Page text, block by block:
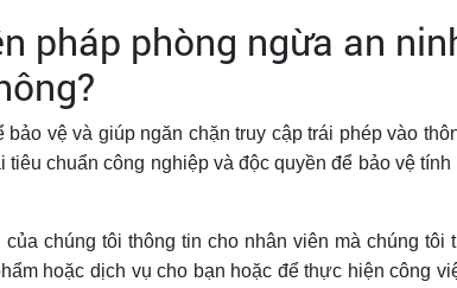
pháp phòng ngừa an
vệ và giúp ngăn chặn truy cập trái phép vào
chuẩn công nghiệp và độc quyền để bảo vệ tính
chúng tôi thông tin cho nhân viên mà chúng tôi
hoặc dịch vụ cho bạn hoặc để thực hiện công